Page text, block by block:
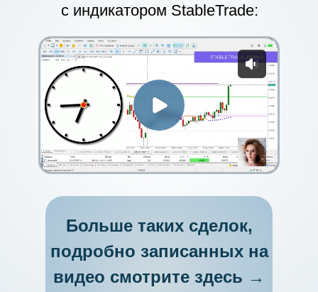
с индикатором StableTrade:
Больше таких сделок,
подробно записанных на
видео смотрите здесь →